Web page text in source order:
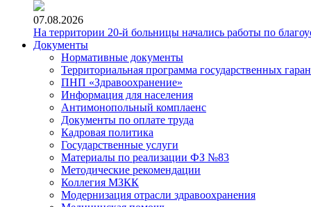
07.08.2026
На территории 20-й больницы начались работы по
Документы
Нормативные документы
Территориальная программа государственных
ПНП «Здравоохранение»
Информация для населения
Антимонопольный комплаенс
Документы по оплате труда
Кадровая политика
Государственные услуги
Материалы по реализации ФЗ №83
Методические рекомендации
Коллегия МЗКК
Модернизация отрасли здравоохранения